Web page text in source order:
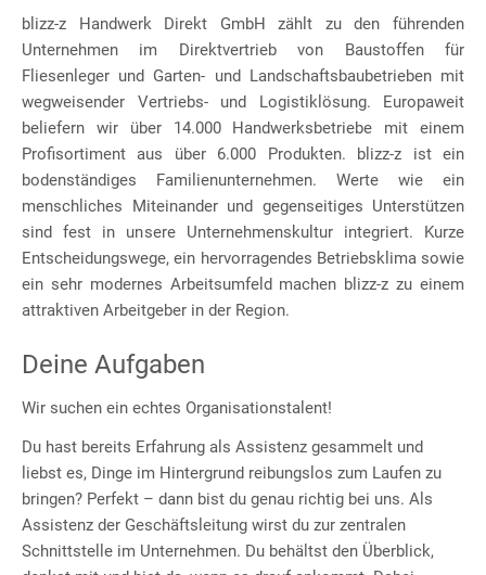
blizz-z Handwerk Direkt GmbH zählt zu den führenden
Unternehmen im Direktvertrieb von Baustoffen für
Fliesenleger und Garten- und Landschaftsbaubetrieben mit
wegweisender Vertriebs- und Logistiklösung. Europaweit
beliefern wir über 14.000 Handwerksbetriebe mit einem
Profisortiment aus über 6.000 Produkten. blizz-z ist ein
bodenständiges Familienunternehmen. Werte wie ein
menschliches Miteinander und gegenseitiges Unterstützen
sind fest in unsere Unternehmenskultur integriert. Kurze
Entscheidungswege, ein hervorragendes Betriebsklima sowie
ein sehr modernes Arbeitsumfeld machen blizz-z zu einem
attraktiven Arbeitgeber in der Region.
Deine Aufgaben
Wir suchen ein echtes Organisationstalent!
Du hast bereits Erfahrung als Assistenz gesammelt und
liebst es, Dinge im Hintergrund reibungslos zum Laufen zu
bringen? Perfekt – dann bist du genau richtig bei uns. Als
Assistenz der Geschäftsleitung wirst du zur zentralen
Schnittstelle im Unternehmen. Du behältst den Überblick,